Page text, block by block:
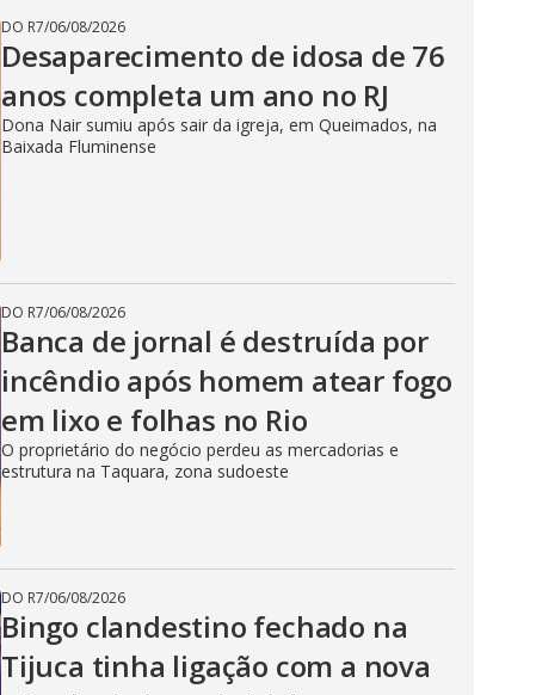
DO R7/06/08/2026
Desaparecimento de idosa de 76
anos completa um ano no RJ
Dona Nair sumiu após sair da igreja, em Queimados, na
Baixada Fluminense
DO R7/06/08/2026
Banca de jornal é destruída por
incêndio após homem atear fogo
em lixo e folhas no Rio
O proprietário do negócio perdeu as mercadorias e
estrutura na Taquara, zona sudoeste
DO R7/06/08/2026
Bingo clandestino fechado na
Tijuca tinha ligação com a nova